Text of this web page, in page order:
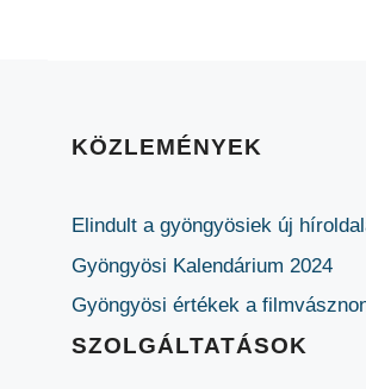
KÖZLEMÉNYEK
Elindult a gyöngyösiek új
Gyöngyösi Kalendárium 2024
Gyöngyösi értékek a
SZOLGÁLTATÁSOK